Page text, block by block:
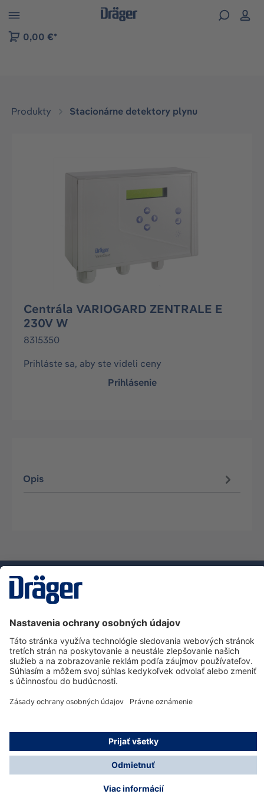
to B2B platform navigation
0,00 €*
Produkty Stacionárne detektory plynu
Centrála VARIOGARD ZENTRALE E
230V W
8315350
Prihláste sa, aby ste videli ceny
Prihlásenie
Opis
Zákaznícka infolinka
O spoločnosti Dräger
Informácie
© Dräger Slovensko, s.r.o., 2025
* Všetky ceny bez. DPH plus náklady na dopravu a
prípadné poplatky za doručenie, ak nie je uvedené inak.